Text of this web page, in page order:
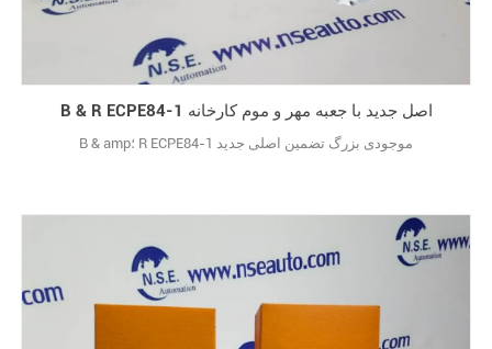
B & R ECPE84-1 اصل جدید با جعبه مهر و موم کارخانه
B & amp؛ R ECPE84-1 موجودی بزرگ تضمین اصلی جدید